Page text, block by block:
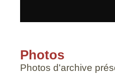
Photos
Photos d'archive